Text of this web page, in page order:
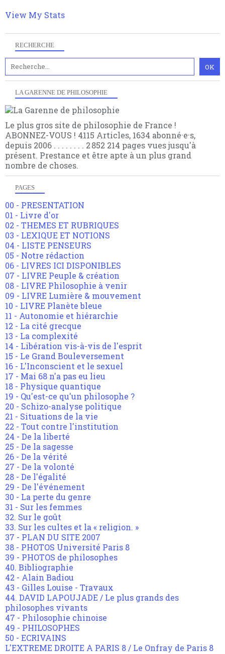
RECHERCHE
LA GARENNE DE PHILOSOPHIE
Le plus gros site de philosophie de France !
ABONNEZ-VOUS ! 4115 Articles, 1634 abonné·e·s,
depuis 2006 . . . . . . . . 2 852 214 pages vues jusqu'à
présent. Prestance et être apte à un plus grand
nombre de choses.
PAGES
00 - PRESENTATION
01 - Livre d'or
02 - THEMES ET RUBRIQUES
03 - LEXIQUE ET NOTIONS
04 - LISTE PENSEURS
05 - Notre rédaction
06 - LIVRES ICI DISPONIBLES
07 - LIVRE Peuple & création
08 - LIVRE Philosophie à venir
09 - LIVRE Lumière & mouvement
10 - LIVRE Planète bleue
11 - Autonomie et hiérarchie
12 - La cité grecque
13 - La complexité
14 - Libération vis-à-vis de l'esprit
15 - Le Grand Bouleversement
16 - L'Inconscient et le sexuel
17 - Mai 68 n'a pas eu lieu
18 - Physique quantique
19 - Qu'est-ce qu'un philosophe ?
20 - Schizo-analyse politique
21 - Situations de la vie
22 - Tout contre l'institution
24 - De la liberté
25 - De la sagesse
26 - De la vérité
27 - De la volonté
28 - De l'égalité
29 - De l'événement
30 - La perte du genre
31 - Sur les femmes
32. Sur le goût
33. Sur les cultes et la « religion. »
37 - PLAN DU SITE 2007
38 - PHOTOS Université Paris 8
39 - PHOTOS de philosophes
40. Bibliographie
42 - Alain Badiou
43 - Gilles Louise - Travaux
44. DAVID LAPOUJADE / Le plus grands des
philosophes vivants
47 - Philosophie chinoise
49 - PHILOSOPHES
50 - ECRIVAINS
L'EXTREME DROITE A PARIS 8 / Le Onfray de Paris 8
choses.
View My Stats